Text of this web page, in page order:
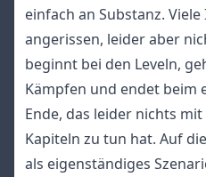
einfach an Substanz.
angerissen, leider aber
beginnt bei den Leveln,
Kämpfen und endet beim
Ende, das leider nichts
Kapiteln zu tun hat. Auf
als eigenständiges